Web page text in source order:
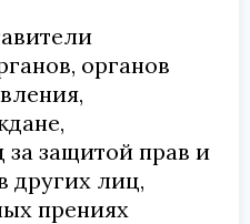
органов
за защитой прав и
других лиц,
прениях